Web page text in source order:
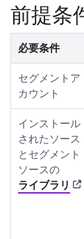
前提条
必要条件
セグメントア
カウント
インストール
されたソース
とセグメント
ソースの
ライブラリ